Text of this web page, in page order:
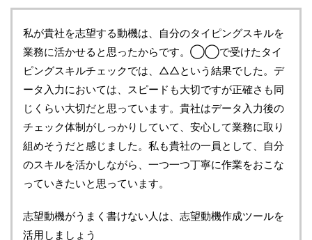
私が貴社を志望する動機は、自分のタイピングスキルを
業務に活かせると思ったからです。◯◯で受けたタイ
ピングスキルチェックでは、△△という結果でした。デ
ータ入力においては、スピードも大切ですが正確さも同
じくらい大切だと思っています。貴社はデータ入力後の
チェック体制がしっかりしていて、安心して業務に取り
組めそうだと感じました。私も貴社の一員として、自分
のスキルを活かしながら、一つ一つ丁寧に作業をおこな
っていきたいと思っています。
志望動機がうまく書けない人は、志望動機作成ツールを
活用しましょう